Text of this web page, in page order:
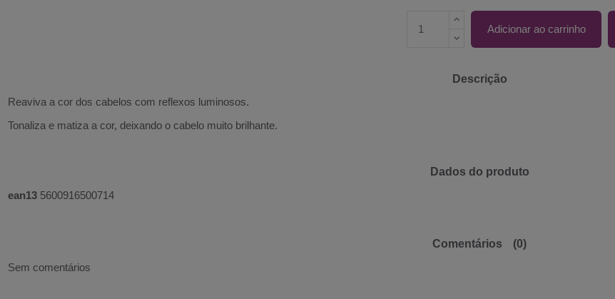
Adicionar ao carrinho
Descrição
Reaviva a cor dos cabelos com reflexos luminosos.
Tonaliza e matiza a cor, deixando o cabelo muito brilhante.
Dados do produto
ean13 5600916500714
Comentários
(0)
Sem comentários